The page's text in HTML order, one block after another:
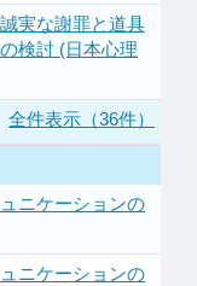
実な謝罪と道具
検討 (日本心理
全件表示（36件）
ニケーションの
ニケーションの